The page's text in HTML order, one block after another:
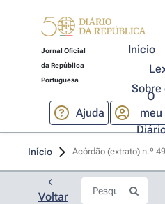
Jornal Oficial
da República
Portuguesa
Início
Sobre
Ajuda
O
meu
Início Acórdão (extrato) n.º
Voltar